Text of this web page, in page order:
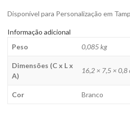
Disponível para Personalização em
Informação adicional
Peso
0,085 kg
Dimensões (C x L x
A)
16,2 × 7,5 × 0,8
Cor Branco